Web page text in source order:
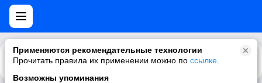
Применяются рекомендательные технологии
Прочитать правила их применении можно по ссылке
Возможны упоминания
Каталог Рекомендации